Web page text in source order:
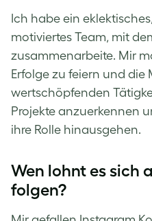
Ich habe ein
motiviertes Team, mit
zusammenarbeite. Mir
Erfolge zu feiern und die
wertschöpfenden
Projekte anzuerkennen
ihre Rolle hinausgehen.
Wen lohnt es sich
folgen?